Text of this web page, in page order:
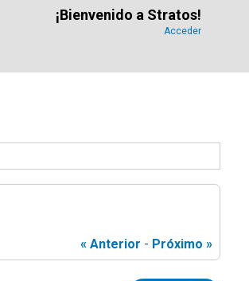
¡Bienvenido a Stratos!
Acceder
« Anterior - Próximo »